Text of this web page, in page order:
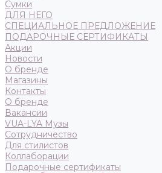
Сумки
ДЛЯ НЕГО
СПЕЦИАЛЬНОЕ ПРЕДЛОЖЕНИЕ
ПОДАРОЧНЫЕ СЕРТИФИКАТЫ
Акции
Новости
О бренде
Магазины
Контакты
О бренде
Вакансии
VUA-LYA Музы
Сотрудничество
Для стилистов
Коллаборации
Подарочные сертификаты